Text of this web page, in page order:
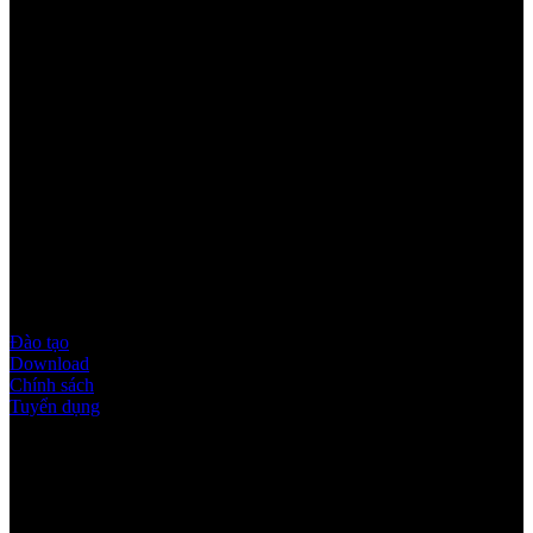
Đào tạo
Download
Chính sách
Tuyển dụng